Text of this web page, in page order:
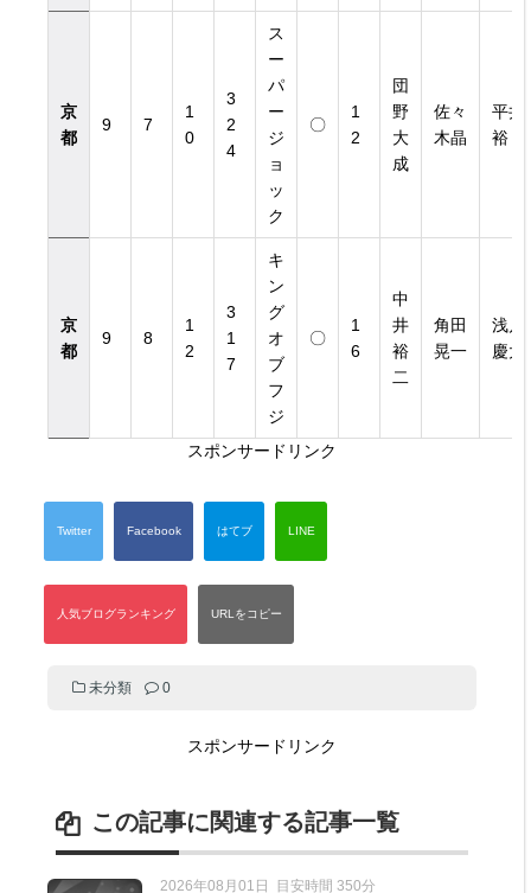
京
都
9 7
1
0
3
2
4
ス
ー
パ
ー
ジ
ョ
ッ
ク
〇
1
2
団
野
大
成
佐々
木晶
平井
裕
京
都
9 8
1
2
3
1
7
キ
ン
グ
オ
ブ
フ
ジ
〇
1
6
中
井
裕
二
角田
晃一
浅川
慶太
スポンサードリンク
未分類 0
スポンサードリンク
この記事に関連する記事一覧
2026年08月01日 目安時間 350分